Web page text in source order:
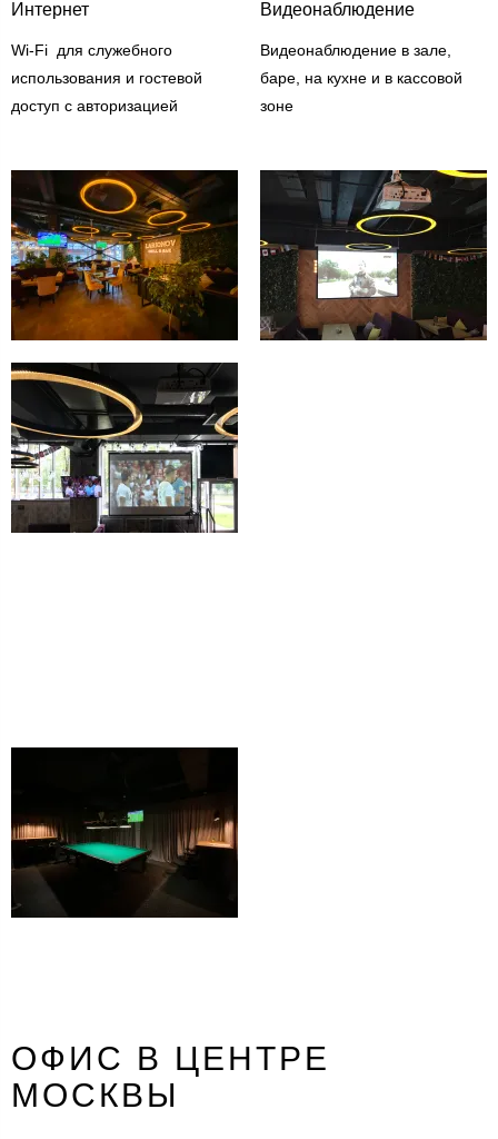
Интернет
Wi-Fi для служебного
использования и гостевой
доступ с авторизацией
Видеонаблюдение
Видеонаблюдение в зале,
баре, на кухне и в кассовой
зоне
ОФИС В ЦЕНТРЕ
МОСКВЫ